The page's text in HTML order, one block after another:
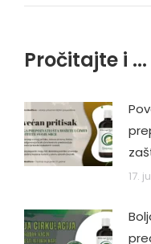
Pročitajte i ...
17.